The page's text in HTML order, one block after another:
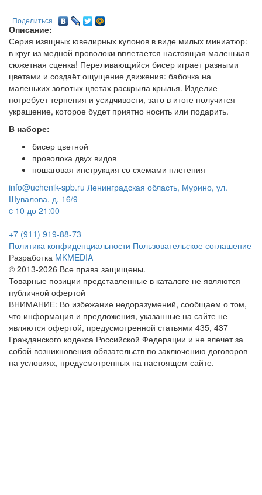
Поделиться
Описание:
Серия изящных ювелирных кулонов в виде милых миниатюр:
в круг из медной проволоки вплетается настоящая маленькая
сюжетная сценка! Переливающийся бисер играет разными
цветами и создаёт ощущение движения: бабочка на
маленьких золотых цветах раскрыла крылья. Изделие
потребует терпения и усидчивости, зато в итоге получится
украшение, которое будет приятно носить или подарить.
В наборе:
бисер цветной
проволока двух видов
пошаговая инструкция со схемами плетения
info@uchenik-spb.ru Ленинградская область, Мурино, ул.
Шувалова, д. 16/9
c 10 до 21:00
+7 (911) 919-88-73
Политика конфиденциальности Пользовательское соглашение
Разработка MKMEDIA
© 2013-2026 Все права защищены.
Товарные позиции представленные в каталоге не являются
публичной офертой
ВНИМАНИЕ: Во избежание недоразумений, сообщаем о том,
что информация и предложения, указанные на сайте не
являются офертой, предусмотренной статьями 435, 437
Гражданского кодекса Российской Федерации и не влечет за
собой возникновения обязательств по заключению договоров
на условиях, предусмотренных на настоящем сайте.